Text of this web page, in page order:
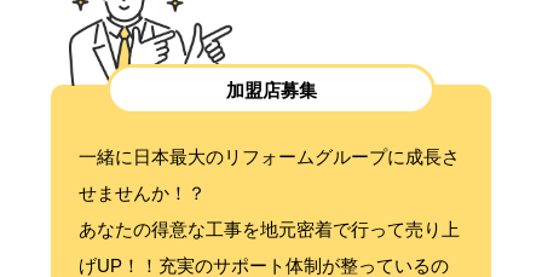
加盟店募集
一緒に日本最大のリフォームグループに成長さ
せませんか！？
あなたの得意な工事を地元密着で行って売り上
げUP！！充実のサポート体制が整っているの